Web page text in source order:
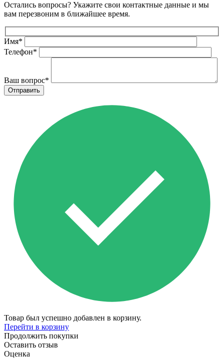
Остались вопросы? Укажите свои контактные данные и мы
вам перезвоним в ближайшее время.
Имя*
Телефон*
Ваш вопрос*
Товар был успешно добавлен в корзину.
Перейти в корзину
Продолжить покупки
Оставить отзыв
Оценка